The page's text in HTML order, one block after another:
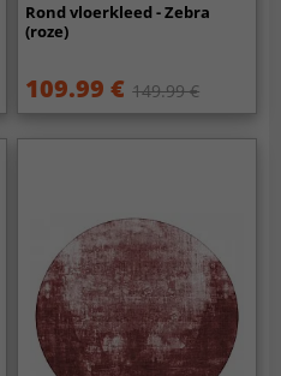
Rond vloerkleed - Zebra
(roze)
109.99 € 149.99 €